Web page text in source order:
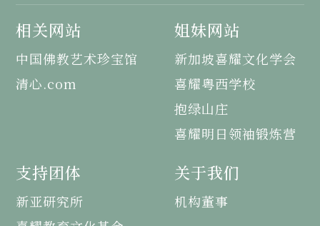
相关网站
中国佛教艺术珍宝馆
清心.com
姐妹网站
新加坡喜耀文化学会
喜耀粤西学校
抱绿山庄
喜耀明日领袖锻炼营
支持团体
新亚研究所
关于我们
机构董事